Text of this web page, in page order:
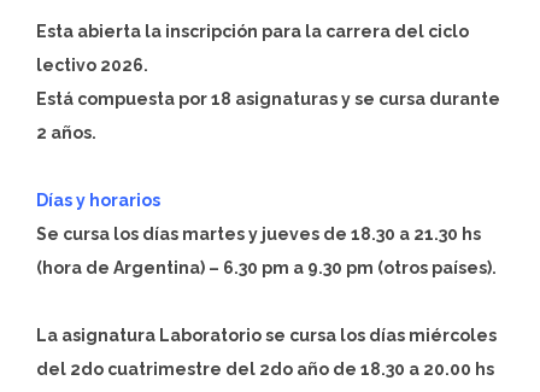
Esta abierta la inscripción para la carrera del ciclo
lectivo 2026.
Está compuesta por 18 asignaturas y se cursa durante
2 años.
Días y horarios
Se cursa los días martes y jueves de 18.30 a 21.30 hs
(hora de Argentina) – 6.30 pm a 9.30 pm (otros países).
La asignatura Laboratorio se cursa los días miércoles
del 2do cuatrimestre del 2do año de 18.30 a 20.00 hs